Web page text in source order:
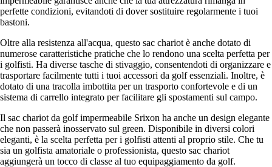
perfette condizioni, evitandoti di dover sostituire regolarmente i tuoi
bastoni.
Oltre alla resistenza all'acqua, questo sac chariot è anche dotato di
numerose caratteristiche pratiche che lo rendono una scelta perfetta per
i golfisti. Ha diverse tasche di stivaggio, consentendoti di organizzare e
trasportare facilmente tutti i tuoi accessori da golf essenziali. Inoltre, è
dotato di una tracolla imbottita per un trasporto confortevole e di un
sistema di carrello integrato per facilitare gli spostamenti sul campo.
Il sac chariot da golf impermeabile Srixon ha anche un design elegante
che non passerà inosservato sul green. Disponibile in diversi colori
eleganti, è la scelta perfetta per i golfisti attenti al proprio stile. Che tu
sia un golfista amatoriale o professionista, questo sac chariot
aggiungerà un tocco di classe al tuo equipaggiamento da golf.